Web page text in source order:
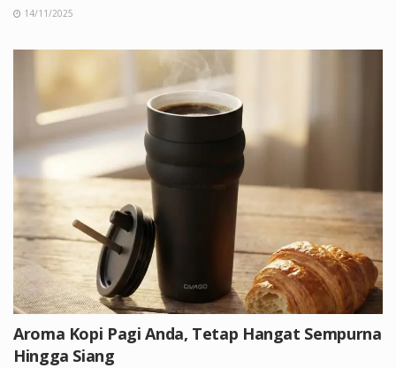
14/11/2025
Aroma Kopi Pagi Anda, Tetap Hangat Sempurna
Hingga Siang